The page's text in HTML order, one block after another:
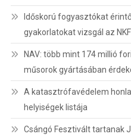
Időskorú fogyasztókat
gyakorlatokat vizsgál az
NAV: több mint 174 millió
műsorok gyártásában
A katasztrófavédelem
helyiségek listája
Csángó Fesztivált tartanak